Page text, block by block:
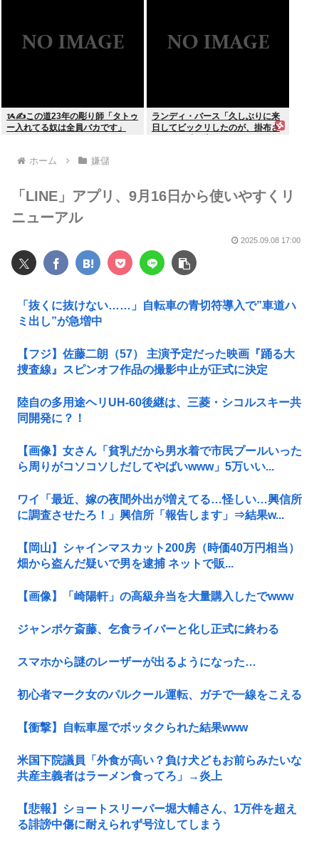
ᝰ✍この道23年の彫り師「タトゥ
ー入れてる奴は全員バカです」
ランディ・バース「久しぶりに来
日してビックリしたのが、掛布さ
ホーム 嫌儲
「LINE」アプリ、9月16日から使いやすくリ
ニューアル
2025.09.08 17:00
「抜くに抜けない……」自転車の青切符導入で”車道ハ
ミ出し”が急増中
【フジ】佐藤二朗（57） 主演予定だった映画『踊る大
捜査線』スピンオフ作品の撮影中止が正式に決定
陸自の多用途ヘリUH-60後継は、三菱・シコルスキー共
同開発に？！
【画像】女さん「貧乳だから男水着で市民プールいった
ら周りがコソコソしだしてやばいwww」5万いい...
ワイ「最近、嫁の夜間外出が増えてる…怪しい…興信所
に調査させたろ！」興信所「報告します」⇒結果w...
【岡山】シャインマスカット200房（時価40万円相当）
畑から盗んだ疑いで男を逮捕 ネットで販...
【画像】「崎陽軒」の高級弁当を大量購入したでwww
ジャンポケ斎藤、乞食ライバーと化し正式に終わる
スマホから謎のレーザーが出るようになった…
初心者マーク女のパルクール運転、ガチで一線をこえる
【衝撃】自転車屋でボッタクられた結果www
米国下院議員「外食が高い？負け犬どもお前らみたいな
共産主義者はラーメン食ってろ」→炎上
【悲報】ショートスリーパー堀大輔さん、1万件を超え
る誹謗中傷に耐えられず号泣してしまう